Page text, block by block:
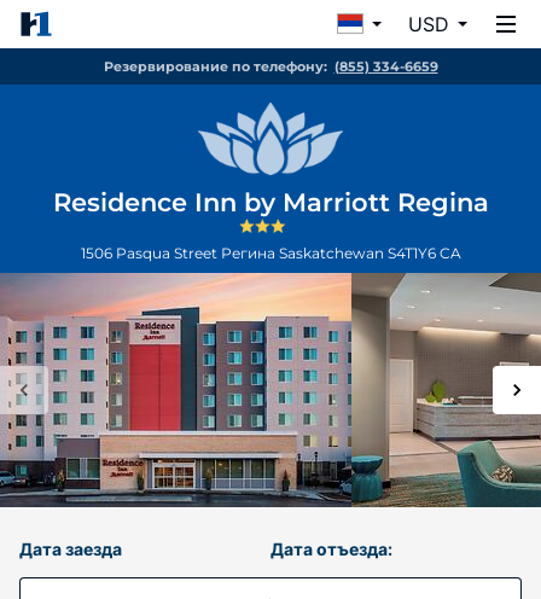
USD
Резервирование по телефону: (855) 334-6659
Residence Inn by Marriott Regina
1506 Pasqua Street Регина Saskatchewan S4T1Y6 CA
Дата заезда Дата отъезда: